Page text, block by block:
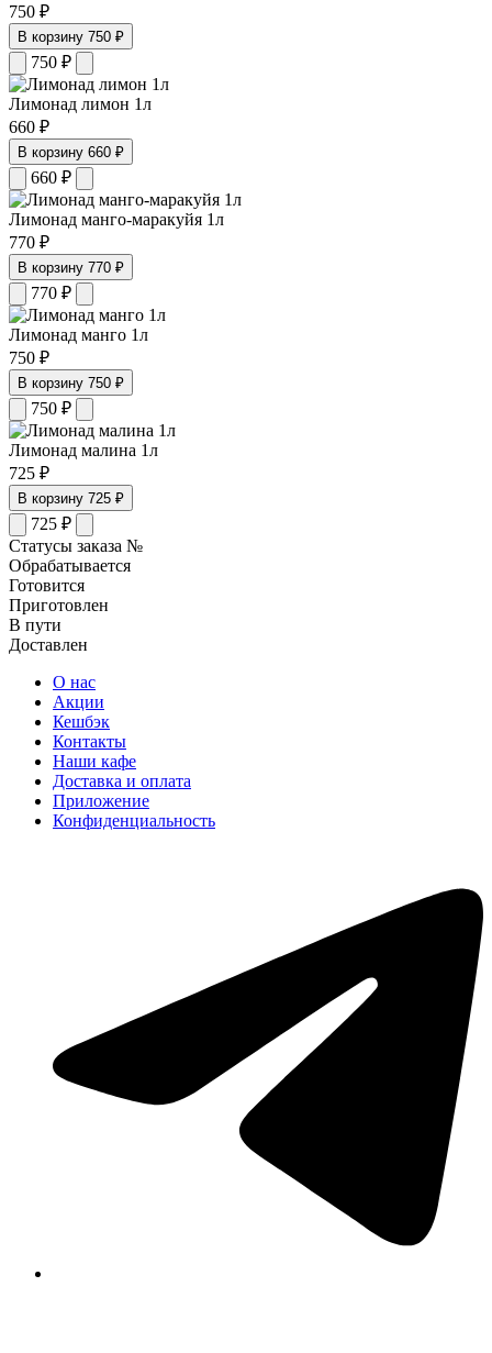
750 ₽
В корзину 750 ₽
750 ₽
Лимонад лимон 1л
660 ₽
В корзину 660 ₽
660 ₽
Лимонад манго-маракуйя 1л
770 ₽
В корзину 770 ₽
770 ₽
Лимонад манго 1л
750 ₽
В корзину 750 ₽
750 ₽
Лимонад малина 1л
725 ₽
В корзину 725 ₽
725 ₽
Статусы заказа №
Обрабатывается
Готовится
Приготовлен
В пути
Доставлен
О нас
Акции
Кешбэк
Контакты
Наши кафе
Доставка и оплата
Приложение
Конфиденциальность